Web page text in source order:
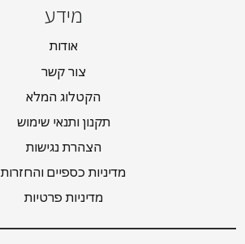
מידע
אודות
צור קשר
הקטלוג המלא
תקנון ותנאי שימוש
הצהרת נגישות
מדיניות כספיים והחזרות
מדיניות פרטיות